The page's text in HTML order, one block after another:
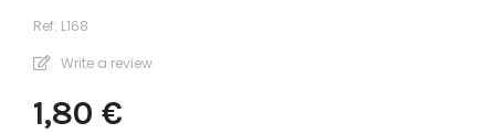
Ref: L168
Write a review
1,80 €